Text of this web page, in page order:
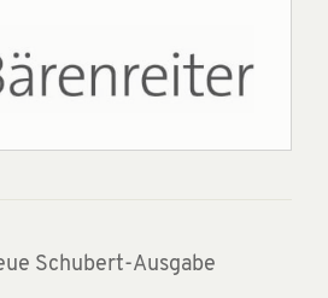
Schubert-Ausgabe